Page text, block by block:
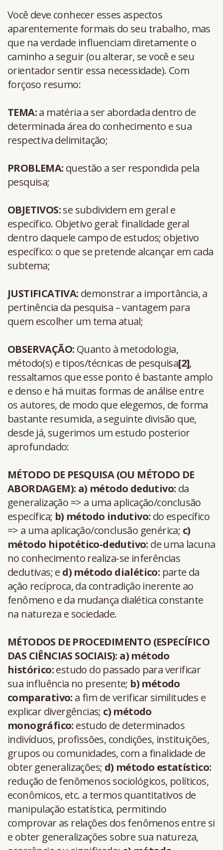
Você deve conhecer esses aspectos
aparentemente formais do seu trabalho, mas
que na verdade influenciam diretamente o
caminho a seguir (ou alterar, se você e seu
orientador sentir essa necessidade). Com
forçoso resumo:
TEMA:a matéria a ser abordada dentro de
determinada área do conhecimento e sua
respectiva delimitação;
PROBLEMA: questão a ser respondida pela
pesquisa;
OBJETIVOS:se subdividem em geral e
específico. Objetivo geral: finalidade geral
dentro daquele campo de estudos; objetivo
específico: o que se pretende alcançar em cada
subtema;
JUSTIFICATIVA: demonstrar a importância, a
pertinência da pesquisa – vantagem para
quem escolher um tema atual;
OBSERVAÇÃO: Quanto à metodologia,
método(s) e tipos/técnicas de pesquisa[2],
ressaltamos que esse ponto é bastante amplo
e denso e há muitas formas de análise entre
os autores, de modo que elegemos, de forma
bastante resumida, a seguinte divisão que,
desde já, sugerimos um estudo posterior
aprofundado:
MÉTODO DE PESQUISA (OU MÉTODO DE
ABORDAGEM): a) método dedutivo: da
generalização => a uma aplicação/conclusão
específica; b) método indutivo: do específico
=> a uma aplicação/conclusão genérica; c)
método hipotético-dedutivo: de uma lacuna
no conhecimento realiza-se inferências
dedutivas; e d) método dialético: parte da
ação recíproca, da contradição inerente ao
fenômeno e da mudança dialética constante
na natureza e sociedade.
MÉTODOS DE PROCEDIMENTO (ESPECÍFICO
DAS CIÊNCIAS SOCIAIS): a) método
histórico:estudo do passado para verificar
sua influência no presente; b) método
comparativo: a fim de verificar similitudes e
explicar divergências; c) método
monográfico: estudo de determinados
indivíduos, profissões, condições, instituições,
grupos ou comunidades, com a finalidade de
obter generalizações; d) método estatístico:
redução de fenômenos sociológicos, políticos,
econômicos, etc. a termos quantitativos de
manipulação estatística, permitindo
comprovar as relações dos fenômenos entre si
e obter generalizações sobre sua natureza,